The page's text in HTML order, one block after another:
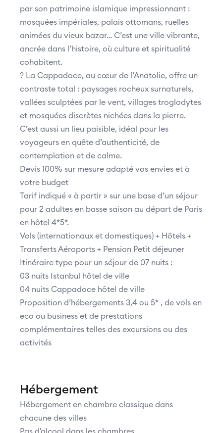
par son patrimoine islamique impressionnant :
mosquées impériales, palais ottomans, ruelles
animées du vieux bazar… C’est une ville vibrante,
ancrée dans l’histoire, où culture et spiritualité
cohabitent.
? La Cappadoce, au cœur de l’Anatolie, offre un
contraste total : paysages rocheux surnaturels,
vallées sculptées par le vent, villages troglodytes
et mosquées discrètes nichées dans la pierre.
C’est aussi un lieu paisible, idéal pour les
voyageurs en quête d’authenticité, de
contemplation et de calme.
Devis 100% sur mesure adapté vos envies et à
votre budget
Tarif indiqué « à partir » sur une base d’un séjour
pour 2 adultes en basse saison au départ de Paris
en hôtel 4*5*.
Vols (internationaux et domestiques) + Hôtels +
Transferts Aéroports + Pension Petit déjeuner
Itinéraire type pour un séjour de 07 nuits :
03 nuits Istanbul hôtel de ville
04 nuits Cappadoce hôtel de ville
Proposition d’hébergements 3,4 ou 5* , de vols en
eco ou business et de prestations
complémentaires telles des excursions ou des
activités
Hébergement
Hébergement en chambre classique dans
chacune des villes